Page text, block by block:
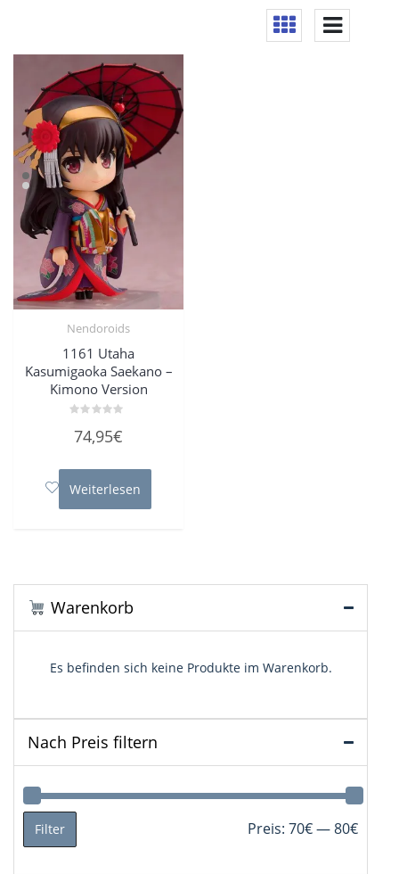
Nendoroids
1161 Utaha
Kasumigaoka Saekano –
Kimono Version
mit
5
74,95€
Weiterlesen
Warenkorb
Es befinden sich keine Produkte im Warenkorb.
Nach Preis filtern
Min.
Max.
Filter Preis: 70€—80€